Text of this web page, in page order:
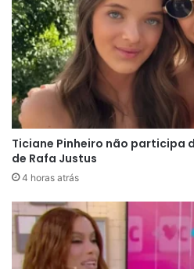
sabe da responsabilidade
camisa da Seleção e
muito a evoluir. Uma das
a atenção foi: “Sei que
deixando claro o respeito
torcedores brasileiros.
encontrar as palavras
decepção não é simples.
Ticiane Pinheiro não participa
de Rafa Justus
4 horas atrás